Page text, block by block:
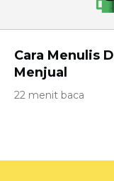
Cara Menulis
Menjual
22 menit baca